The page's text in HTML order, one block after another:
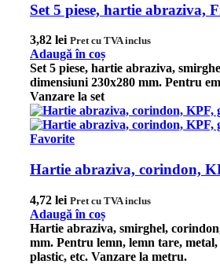
Set 5 piese, hartie abraziva,
3,82 lei Pret cu TVA inclus
Adaugă în coș
Set 5 piese, hartie abraziva,
dimensiuni 230x280 mm. Pentru
Vanzare la set
Favorite
Hartie abraziva, corindon,
4,72 lei Pret cu TVA inclus
Adaugă în coș
Hartie abraziva, smirghel,
mm. Pentru lemn, lemn tare,
plastic, etc. Vanzare la metru.